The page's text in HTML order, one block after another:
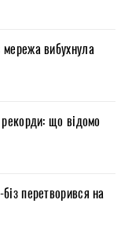
вибухнула
що відомо
перетворився на